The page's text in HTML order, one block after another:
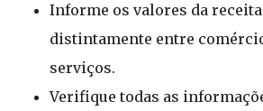
Informe os valores da
distintamente entre
serviços.
Verifique todas as